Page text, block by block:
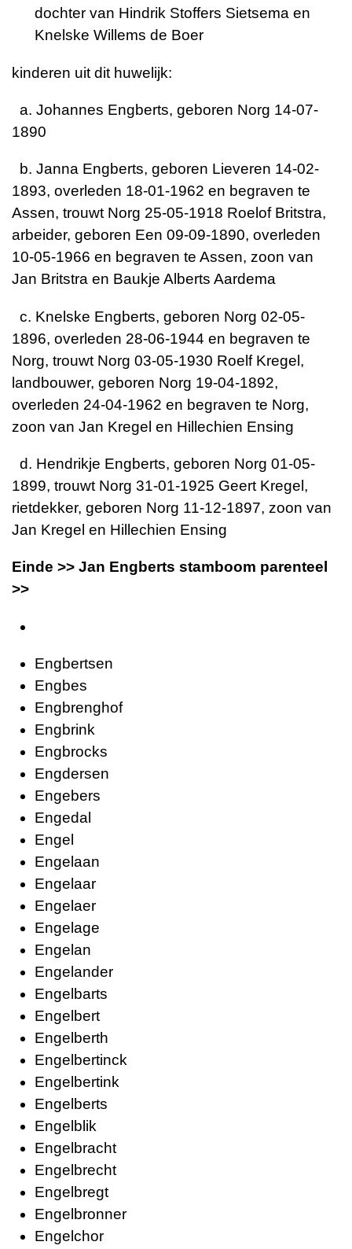
dochter van Hindrik Stoffers Sietsema en
Knelske Willems de Boer
kinderen uit dit huwelijk:
a. Johannes Engberts, geboren Norg 14-07-
1890
b. Janna Engberts, geboren Lieveren 14-02-
1893, overleden 18-01-1962 en begraven te
Assen, trouwt Norg 25-05-1918 Roelof Britstra,
arbeider, geboren Een 09-09-1890, overleden
10-05-1966 en begraven te Assen, zoon van
Jan Britstra en Baukje Alberts Aardema
c. Knelske Engberts, geboren Norg 02-05-
1896, overleden 28-06-1944 en begraven te
Norg, trouwt Norg 03-05-1930 Roelf Kregel,
landbouwer, geboren Norg 19-04-1892,
overleden 24-04-1962 en begraven te Norg,
zoon van Jan Kregel en Hillechien Ensing
d. Hendrikje Engberts, geboren Norg 01-05-
1899, trouwt Norg 31-01-1925 Geert Kregel,
rietdekker, geboren Norg 11-12-1897, zoon van
Jan Kregel en Hillechien Ensing
Einde >> Jan Engberts stamboom parenteel
>>
Engbertsen
Engbes
Engbrenghof
Engbrink
Engbrocks
Engdersen
Engebers
Engedal
Engel
Engelaan
Engelaar
Engelaer
Engelage
Engelan
Engelander
Engelbarts
Engelbert
Engelberth
Engelbertinck
Engelbertink
Engelberts
Engelblik
Engelbracht
Engelbrecht
Engelbregt
Engelbronner
Engelchor